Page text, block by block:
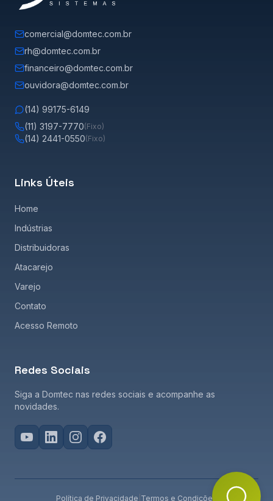
comercial@domtec.com.br
rh@domtec.com.br
financeiro@domtec.com.br
ouvidora@domtec.com.br
(14) 99175-6149
(11) 3197-7770(Fixo)
(14) 2441-0550(Fixo)
Links Úteis
Home
Indústrias
Distribuidoras
Atacarejo
Varejo
Contato
Acesso Remoto
Redes Sociais
Siga a Domtec nas redes sociais e acompanhe as
novidades.
Política de Privacidade Termos e Condições